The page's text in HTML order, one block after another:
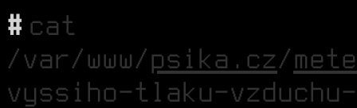
# cat
/var/www/psika.cz/
vyssiho-tlaku-